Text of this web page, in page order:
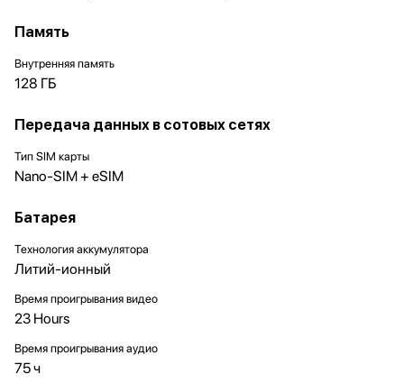
Память
Внутренняя память
128 ГБ
Передача данных в сотовых сетях
Тип SIM карты
Nano-SIM + eSIM
Батарея
Технология аккумулятора
Литий-ионный
Время проигрывания видео
23 Hours
Время проигрывания аудио
75 ч